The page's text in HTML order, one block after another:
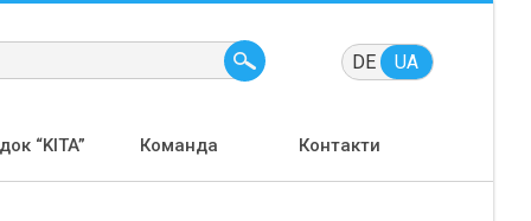
DE UA
“KITA” Команда Контакти